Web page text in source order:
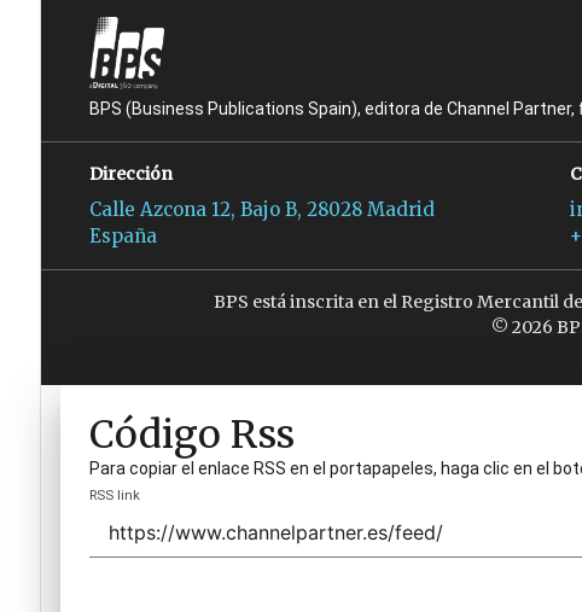
BPS (Business Publications Spain), editora de Channel
Dirección
Calle Azcona 12, Bajo B, 28028 Madrid
España
BPS está inscrita en el Registro Mercantil
© 2026
Código Rss
Para copiar el enlace RSS en el portapapeles, haga clic en el
RSS link